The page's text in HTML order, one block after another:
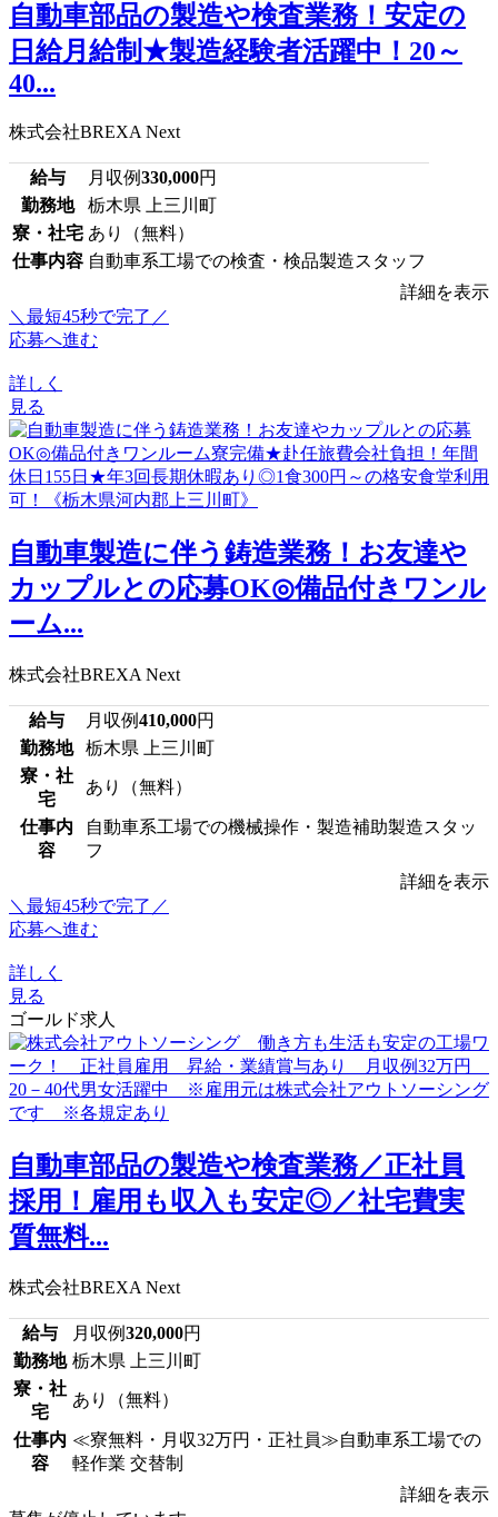
自動車部品の製造や検査業務！安定の
日給月給制★製造経験者活躍中！20～
40...
株式会社BREXA Next
給与 月収例330,000円
勤務地
栃木県 上三川町
寮・社宅 あり（無料）
仕事内容 自動車系工場での検査・検品製造スタッフ
詳細を表示
＼最短45秒で完了／
応募へ進む
詳しく
見る
自動車製造に伴う鋳造業務！お友達や
カップルとの応募OK◎備品付きワンル
ーム...
株式会社BREXA Next
給与 月収例410,000円
勤務地
栃木県 上三川町
寮・社
宅
あり（無料）
仕事内
容
自動車系工場での機械操作・製造補助製造スタッ
フ
詳細を表示
＼最短45秒で完了／
応募へ進む
詳しく
見る
ゴールド求人
自動車部品の製造や検査業務／正社員
採用！雇用も収入も安定◎／社宅費実
質無料...
株式会社BREXA Next
給与 月収例320,000円
勤務地 栃木県 上三川町
寮・社
宅
あり（無料）
仕事内
容
≪寮無料・月収32万円・正社員≫自動車系工場での
軽作業 交替制
詳細を表示